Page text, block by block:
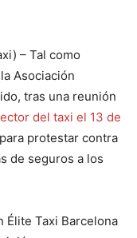
– Tal como
Asociación
tras una reunión
del taxi el 13 de
protestar contra
de seguros a los
Élite Taxi Barcelona